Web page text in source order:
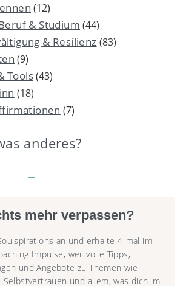
(12)
& Studium (44)
& Resilienz (83)
(9)
Tools(43)
(18)
(7)
anderes?
mehr verpassen?
an und erhalte 4-mal im
Impulse, wertvolle Tipps,
und Angebote zu Themen wie
Selbstvertrauen und allem, was dich im